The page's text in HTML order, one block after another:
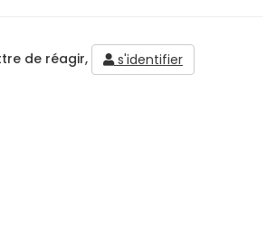
de réagir, s'identifier